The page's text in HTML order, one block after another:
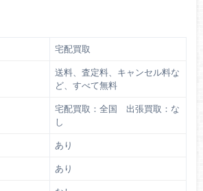
宅配買取
送料、査定料、キャンセル料な
ど、すべて無料
宅配買取：全国 出張買取：な
し
あり
あり